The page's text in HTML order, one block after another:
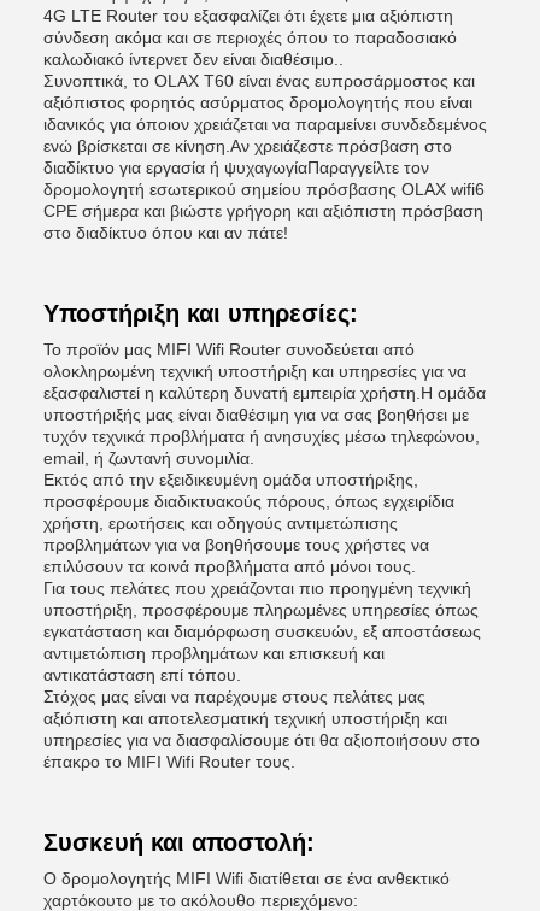
4G LTE Router του εξασφαλίζει ότι έχετε μια αξιόπιστη
σύνδεση ακόμα και σε περιοχές όπου το παραδοσιακό
καλωδιακό ίντερνετ δεν είναι διαθέσιμο..
Συνοπτικά, το OLAX T60 είναι ένας ευπροσάρμοστος και
αξιόπιστος φορητός ασύρματος δρομολογητής που είναι
ιδανικός για όποιον χρειάζεται να παραμείνει συνδεδεμένος
ενώ βρίσκεται σε κίνηση.Αν χρειάζεστε πρόσβαση στο
διαδίκτυο για εργασία ή ψυχαγωγίαΠαραγγείλτε τον
δρομολογητή εσωτερικού σημείου πρόσβασης OLAX wifi6
CPE σήμερα και βιώστε γρήγορη και αξιόπιστη πρόσβαση
στο διαδίκτυο όπου και αν πάτε!
Υποστήριξη και υπηρεσίες:
Το προϊόν μας MIFI Wifi Router συνοδεύεται από
ολοκληρωμένη τεχνική υποστήριξη και υπηρεσίες για να
εξασφαλιστεί η καλύτερη δυνατή εμπειρία χρήστη.Η ομάδα
υποστήριξής μας είναι διαθέσιμη για να σας βοηθήσει με
τυχόν τεχνικά προβλήματα ή ανησυχίες μέσω τηλεφώνου,
email, ή ζωντανή συνομιλία.
Εκτός από την εξειδικευμένη ομάδα υποστήριξης,
προσφέρουμε διαδικτυακούς πόρους, όπως εγχειρίδια
χρήστη, ερωτήσεις και οδηγούς αντιμετώπισης
προβλημάτων για να βοηθήσουμε τους χρήστες να
επιλύσουν τα κοινά προβλήματα από μόνοι τους.
Για τους πελάτες που χρειάζονται πιο προηγμένη τεχνική
υποστήριξη, προσφέρουμε πληρωμένες υπηρεσίες όπως
εγκατάσταση και διαμόρφωση συσκευών, εξ αποστάσεως
αντιμετώπιση προβλημάτων και επισκευή και
αντικατάσταση επί τόπου.
Στόχος μας είναι να παρέχουμε στους πελάτες μας
αξιόπιστη και αποτελεσματική τεχνική υποστήριξη και
υπηρεσίες για να διασφαλίσουμε ότι θα αξιοποιήσουν στο
έπακρο το MIFI Wifi Router τους.
Συσκευή και αποστολή:
Ο δρομολογητής MIFI Wifi διατίθεται σε ένα ανθεκτικό
χαρτόκουτο με το ακόλουθο περιεχόμενο: